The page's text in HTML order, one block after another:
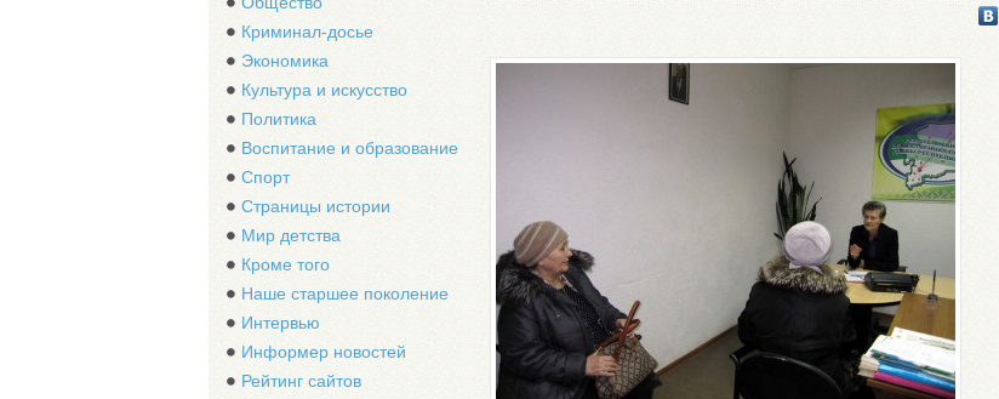
Криминал-досье
Экономика
Культура и искусство
Политика
Воспитание и образование
Спорт
Страницы истории
Мир детства
Кроме того
Наше старшее поколение
Интервью
Информер новостей
Рейтинг сайтов